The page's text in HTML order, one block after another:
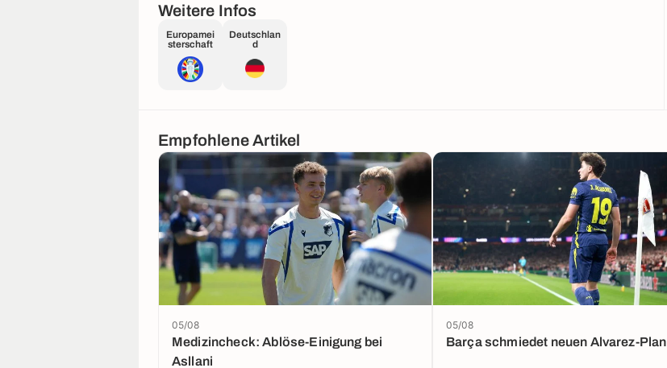
Weitere Infos
Europamei
sterschaft
Deutschlan
d
Empfohlene Artikel
Medizincheck: Ablöse-Einigung bei
Asllani
05/08
Barça schmiedet neuen Alvarez-Plan
05/08